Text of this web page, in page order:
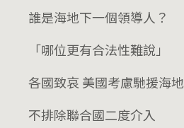
誰是海地下一個領導人？
「哪位更有合法性難說」
各國致哀 美國考慮馳援海地
不排除聯合國二度介入